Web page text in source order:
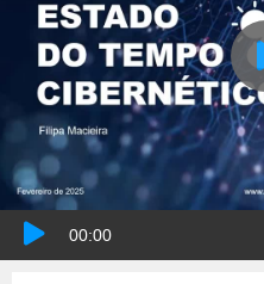
00:00